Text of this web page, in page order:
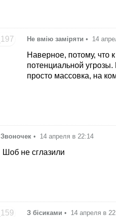
Не вмію заміряти • 14
Наверное, потому, что
потенциальной
просто массовка, на
Звоночек • 14 апреля в 22:14
Шоб не сглазили
З бісиками • 14 апреля в